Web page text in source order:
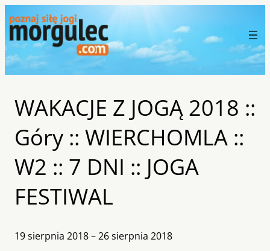
WAKACJE Z JOGĄ 2018 ::
Góry :: WIERCHOMLA ::
W2 :: 7 DNI :: JOGA
FESTIWAL
19 sierpnia 2018 – 26 sierpnia 2018